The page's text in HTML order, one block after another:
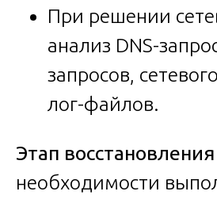
При решении
анализ DNS-
запросов,
лог-файлов.
Этап
необходимости